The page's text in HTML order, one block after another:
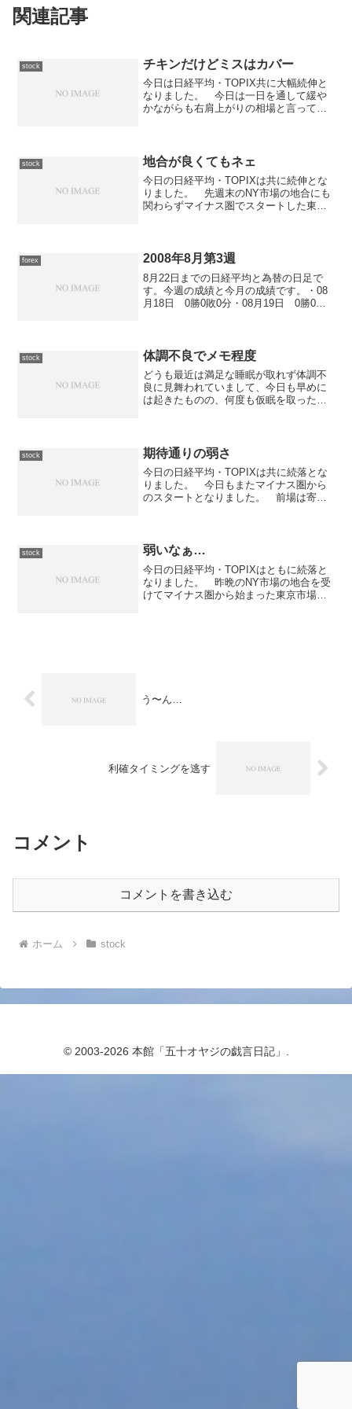
関連記事
stock チキンだけどミスはカバー
今日は日経平均・TOPIX共に大幅続伸と
なりました。 今日は一日を通して緩や
かながらも右肩上がりの相場と言っても
製鋼所（5...
stock 地合が良くてもネェ
今日の日経平均・TOPIXは共に続伸とな
りました。 先週末のNY市場の地合にも
関わらずマイナス圏でスタートした東京
高い動きとなりまし...
forex 2008年8月第3週
8月22日までの日経平均と為替の日足で
す。今週の成績と今月の成績です。・08
月18日 0勝0敗0分・08月19日 0勝0敗0
stock 体調不良でメモ程度
どうも最近は満足な睡眠が取れず体調不
良に見舞われていまして、今日も早めに
は起きたものの、何度も仮眠を取ったの
りました。 マイナス...
stock 期待通りの弱さ
今日の日経平均・TOPIXは共に続落とな
りました。 今日もまたマイナス圏から
のスタートとなりました。 前場は寄り
を下げてマイナス圏で...
stock 弱いなぁ…
今日の日経平均・TOPIXはともに続落と
なりました。 昨晩のNY市場の地合を受
けてマイナス圏から始まった東京市場で
う〜ん…
利確タイミングを逃す
コメント
コメントを書き込む
ホーム stock
© 2003-2026 本館「五十オヤジの戯言日記」.